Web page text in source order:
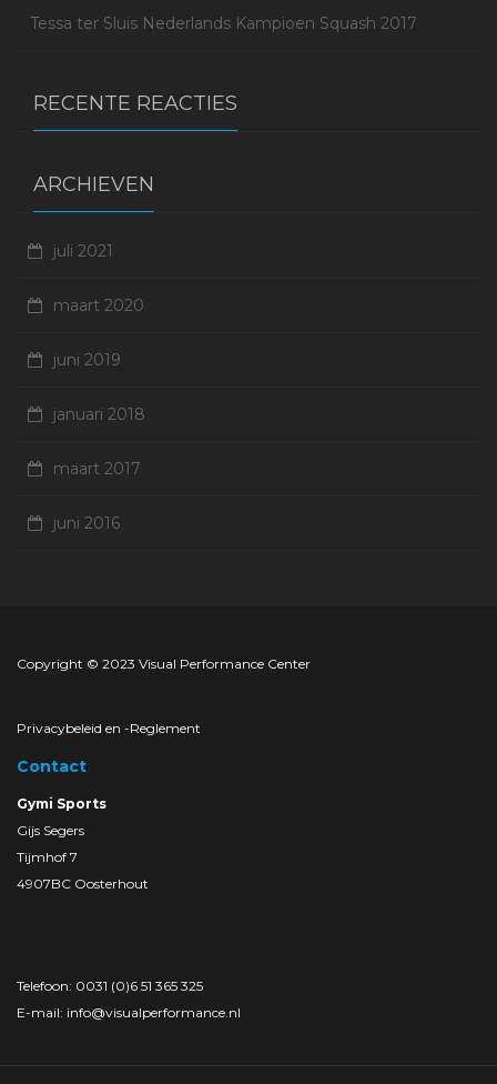
Tessa ter Sluis Nederlands Kampioen Squash 2017
RECENTE REACTIES
ARCHIEVEN
juli 2021
maart 2020
juni 2019
januari 2018
maart 2017
juni 2016
Copyright © 2023 Visual Performance Center
Privacybeleid en -Reglement
Contact
Gymi Sports
Gijs Segers
Tijmhof 7
4907BC Oosterhout
Telefoon: 0031 (0)6 51 365 325
E-mail: info@visualperformance.nl